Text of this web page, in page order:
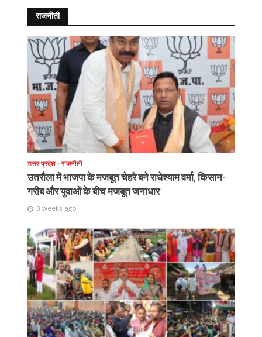
राजनीती
उत्तर प्रदेश • राजनीती
उतरौला में भाजपा के मजबूत चेहरे बने राधेश्याम वर्मा, किसान-
गरीब और युवाओं के बीच मजबूत जनाधार
3 weeks ago